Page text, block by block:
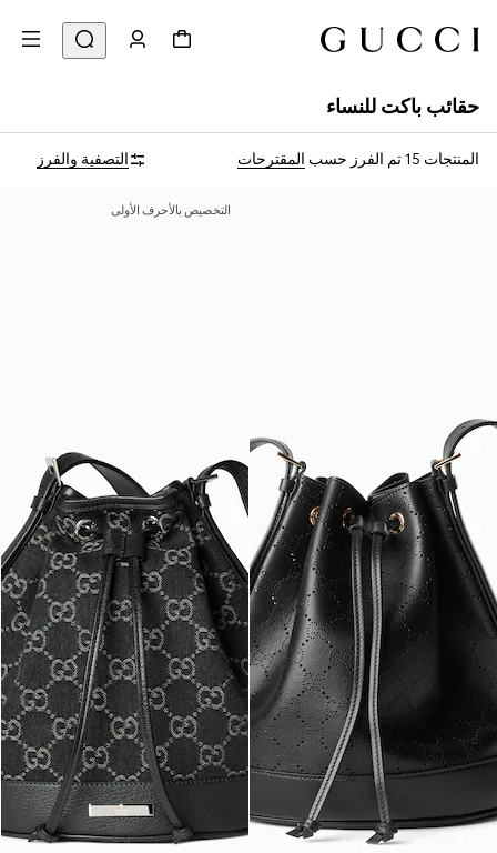
حقائب باكت للنساء
المنتجات 15 تم الفرز حسب المقترحات التصفية والفرز
التخصيص بالأحرف الأولى